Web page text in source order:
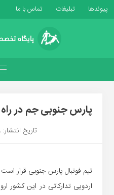
پیوندها تبلیغات تماس با ما
پارس جنوبی جم در راه
تاریخ انتشار: 18 فوریه 2018
اردویی تدارکاتی در این کشور